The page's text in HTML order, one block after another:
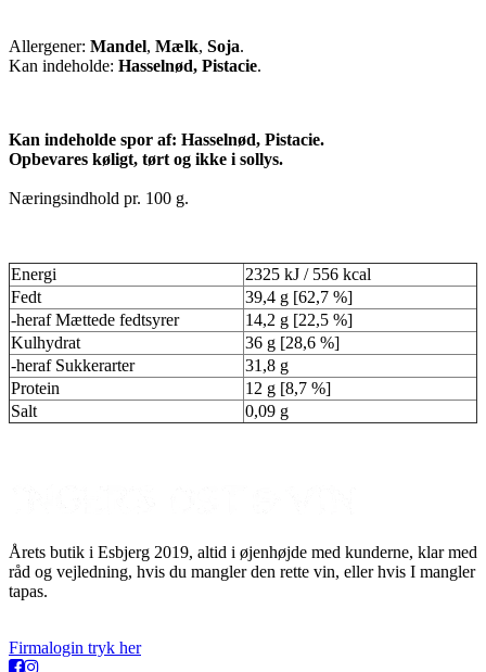
Allergener: Mandel, Mælk, Soja.
Kan indeholde: Hasselnød, Pistacie.
Kan indeholde spor af: Hasselnød, Pistacie.
Opbevares køligt, tørt og ikke i sollys.
Næringsindhold pr. 100 g.
Energi
2325 kJ / 556 kcal
Fedt
39,4 g [62,7 %]
-heraf Mættede fedtsyrer
14,2 g [22,5 %]
Kulhydrat
36 g [28,6 %]
-heraf Sukkerarter
31,8 g
Protein
12 g [8,7 %]
Salt
0,09 g
Årets butik i Esbjerg 2019, altid i øjenhøjde med kunderne, klar med
råd og vejledning, hvis du mangler den rette vin, eller hvis I mangler
tapas.
Firmalogin tryk her